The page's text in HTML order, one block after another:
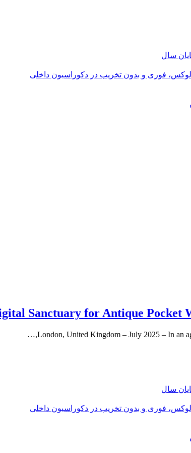
لوکس، فوری و بدون تخریب در دکوراسیون داخلی
Sanctuary for Antique Pocket
London, United Kingdom – July 2025 – In an
لوکس، فوری و بدون تخریب در دکوراسیون داخلی